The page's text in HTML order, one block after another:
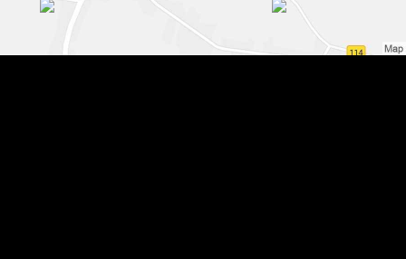
Biserica ortodoxa, Cig , Foto: WR